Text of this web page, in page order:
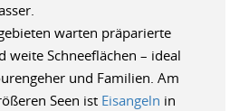
warten präparierte
weite Schneeflächen – ideal
und Familien. Am
Seen ist Eisangeln in